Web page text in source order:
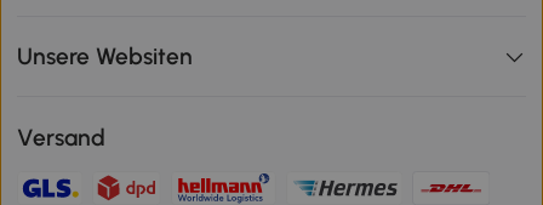
Unsere Websiten
Versand